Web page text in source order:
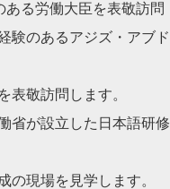
ある労働大臣を表敬訪問
験のあるアジズ・アブ
表敬訪問します。
省が設立した日本語研
の現場を見学します。